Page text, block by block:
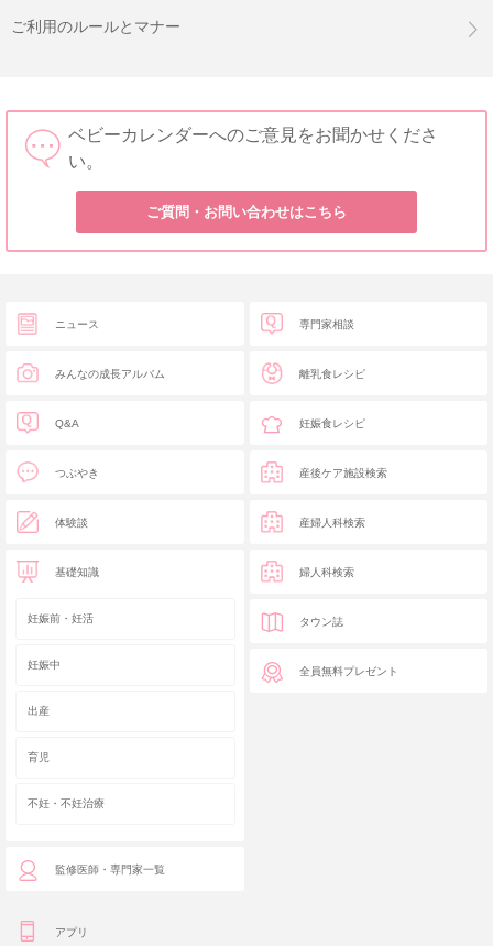
ご利用のルールとマナー
ベビーカレンダーへのご意見をお聞かせくださ
い。
ご質問・お問い合わせはこちら
ニュース
みんなの成長アルバム
Q&A
つぶやき
体験談
基礎知識
妊娠前・妊活
妊娠中
出産
育児
不妊・不妊治療
監修医師・専門家一覧
専門家相談
離乳食レシピ
妊娠食レシピ
産後ケア施設検索
産婦人科検索
婦人科検索
タウン誌
全員無料プレゼント
アプリ